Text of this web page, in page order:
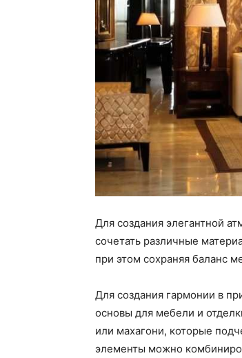
Для создания элегантной
сочетать различные
при этом сохраняя баланс
Для создания гармонии в
основы для мебели и
или махагони, которые
элементы можно